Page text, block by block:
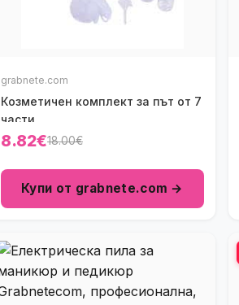
grabnete.com
Козметичен комплект за път от 7
части
8.82€18.00€
Купи от grabnete.com →